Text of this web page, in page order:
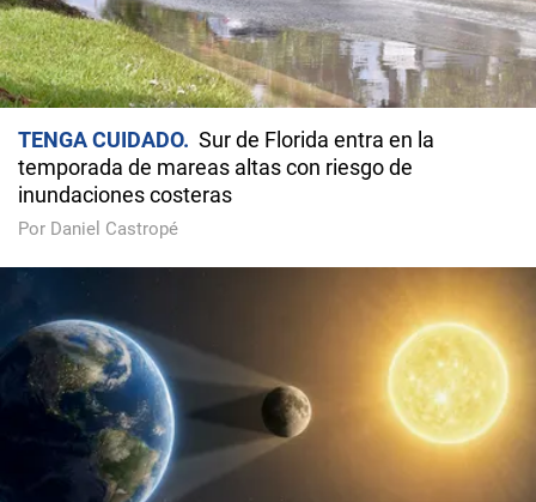
TENGA CUIDADO
Sur de Florida entra en la
temporada de mareas altas con riesgo de
inundaciones costeras
Por Daniel Castropé